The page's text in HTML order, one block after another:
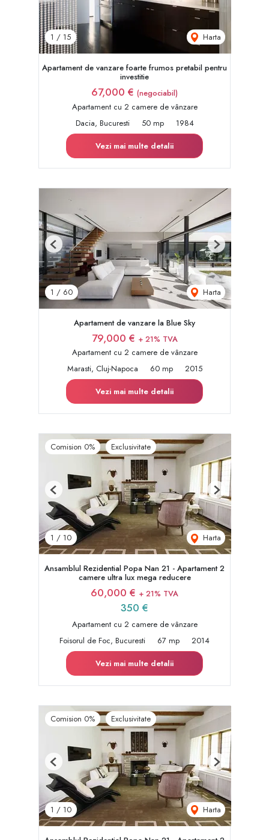
1 / 15 Harta
Apartament de vanzare foarte frumos pretabil pentru
investitie
67,000 € (negociabil)
Apartament cu 2 camere de vânzare
Dacia, Bucuresti
50 mp
1984
Vezi mai multe detalii
1 / 60 Harta
Previous Next
Apartament de vanzare la Blue Sky
79,000 € + 21% TVA
Apartament cu 2 camere de vânzare
Marasti, Cluj-Napoca
60 mp
2015
Vezi mai multe detalii
Comision 0% Exclusivitate
1 / 10 Harta
Previous Next
Ansamblul Rezidential Popa Nan 21 - Apartament 2
camere ultra lux mega reducere
60,000 € + 21% TVA
350 €
Apartament cu 2 camere de vânzare
Foisorul de Foc, Bucuresti
67 mp
2014
Vezi mai multe detalii
Comision 0% Exclusivitate
1 / 10 Harta
Previous Next